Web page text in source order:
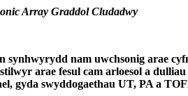
Array Graddol Cludadwy
synhwyrydd nam uwchsonig arae
arae fesul cam arloesol a
gyda swyddogaethau UT, PA a